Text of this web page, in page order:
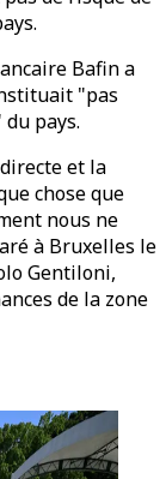
Bafin a
"pas
pays.
et la
chose que
nous ne
à Bruxelles le
Gentiloni,
de la zone